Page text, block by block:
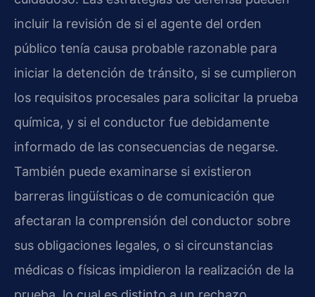
incluir la revisión de si el agente del orden
público tenía causa probable razonable para
iniciar la detención de tránsito, si se cumplieron
los requisitos procesales para solicitar la prueba
química, y si el conductor fue debidamente
informado de las consecuencias de negarse.
También puede examinarse si existieron
barreras lingüísticas o de comunicación que
afectaran la comprensión del conductor sobre
sus obligaciones legales, o si circunstancias
médicas o físicas impidieron la realización de la